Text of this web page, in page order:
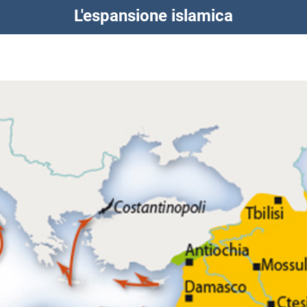
L'espansione islamica